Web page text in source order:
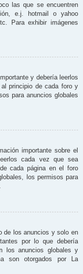
las que se encuentren
e.j. hotmail o yahoo
Para exhibir imágenes
y debería leerlos
principio de cada foro y
para anuncios globales
importante sobre el
cada vez que sea
cada página en el foro
los permisos para
de los anuncios y solo en
por lo que debería
los anuncios globales y
son otorgados por La